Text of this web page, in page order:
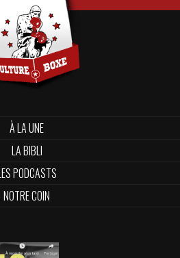
À LA UNE
LA BIBLI
PODCASTS
NOTRE COIN